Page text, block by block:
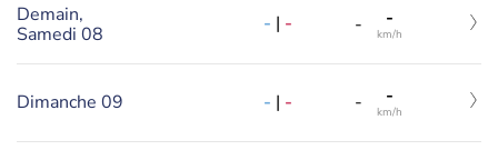
Demain,
Samedi 08
- | - - -
km/h
Dimanche 09 - | - - -
km/h